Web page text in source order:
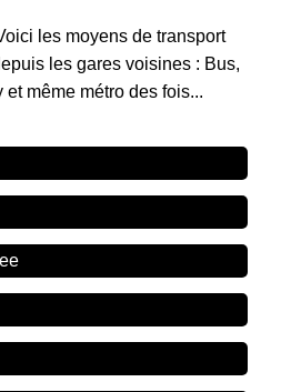
les moyens de transport
les gares voisines : Bus,
et même métro des fois...